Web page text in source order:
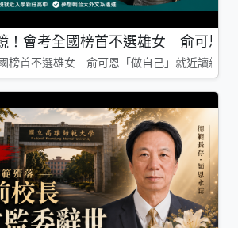
！會考全國榜首不選雄女 俞可恩
榜首不選雄女 俞可恩「做自己」就近讀新莊